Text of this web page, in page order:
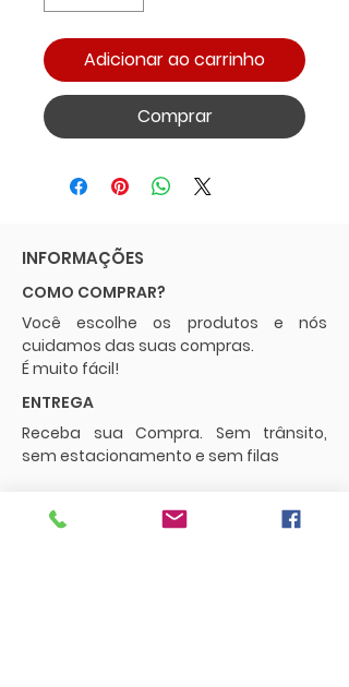
Adicionar ao carrinho
Comprar
INFORMAÇÕES
COMO COMPRAR?
Você escolhe os produtos e nós
cuidamos das suas compras.
É muito fácil!
ENTREGA
Receba sua Compra. Sem trânsito,
sem estacionamento e sem filas
POLÍTICAS